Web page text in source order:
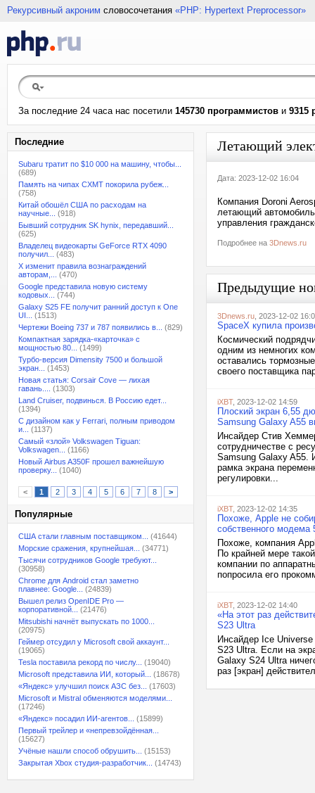
Рекурсивный акроним словосочетания «PHP: Hypertext Preprocessor»
За последние 24 часа нас посетили 145730 программистов и 9315
Последние
Subaru тратит по $10 000 на машину, чтобы...
(689)
Память на чипах CXMT покорила рубеж...
(758)
Китай обошёл США по расходам на
научные...
(918)
Бывший сотрудник SK hynix, передавший...
(625)
Владелец видеокарты GeForce RTX 4090
получил...
(483)
X изменит правила вознаграждений
авторам,...
(470)
Google представила новую систему
кодовых...
(744)
Galaxy S25 FE получит ранний доступ к One
UI...
(1513)
Чертежи Boeing 737 и 787 появились в...
(829)
Компактная зарядка-«карточка» с
мощностью 80...
(1499)
Турбо-версия Dimensity 7500 и большой
экран...
(1453)
Новая статья: Corsair Cove — лихая
гавань....
(1303)
Land Cruiser, подвинься. В Россию едет...
(1394)
С дизайном как у Ferrari, полным приводом
и...
(1137)
Самый «злой» Volkswagen Tiguan:
Volkswagen...
(1166)
Новый Airbus A350F прошел важнейшую
проверку...
(1040)
< 1 2 3 4 5 6 7 8 >
Популярные
США стали главным поставщиком...
(41644)
Морские сражения, крупнейшая...
(34771)
Тысячи сотрудников Google требуют...
(30958)
Chrome для Android стал заметно
плавнее: Google...
(24839)
Вышел релиз OpenIDE Pro —
корпоративной...
(21476)
Mitsubishi начнёт выпускать по 1000...
(20975)
Геймер отсудил у Microsoft свой аккаунт...
(19065)
Tesla поставила рекорд по числу...
(19040)
Microsoft представила ИИ, который...
(18678)
«Яндекс» улучшил поиск АЗС без...
(17603)
Microsoft и Mistral обменяются моделями...
(17246)
«Яндекс» посадил ИИ-агентов...
(15899)
Первый трейлер и «непревзойдённая...
(15627)
Учёные нашли способ обрушить...
(15153)
Закрытая Xbox студия-разработчик...
(14743)
Летающий
Дата: 2023-12-02 16:04
Компания Doroni
летающий
управления
Подробнее на 3Dnews.ru
Предыдущие
3Dnews.ru , 2023-12-02
SpaceX купила
Космический
одним из немногих
оставались
своего поставщика
iXBT, 2023-12-02 14:59
Плоский экран 6,55
Samsung Galaxy A55
Инсайдер Стив
сотрудничестве с
Samsung Galaxy A55.
рамка экрана
регулировки...
iXBT, 2023-12-02 14:35
Похоже, Apple не
собственного модема
Похоже, компания
По крайней мере
компании по
попросила его
iXBT, 2023-12-02 14:40
«На этот раз
S23 Ultra
Инсайдер Ice
S23 Ultra. Если на
Galaxy S24 Ultra
раз [экран]